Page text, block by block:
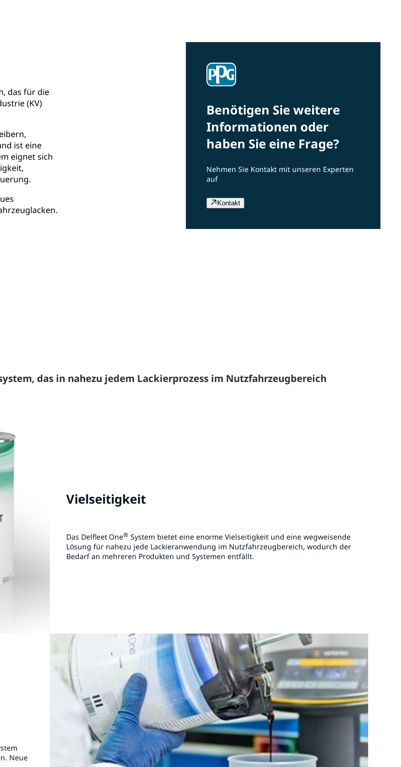
das für die
(KV)
ist eine
eignet sich
Benötigen Sie weitere
Informationen oder
haben Sie eine Frage?
Nehmen Sie Kontakt mit unseren Experten
auf
Kontakt
das in nahezu jedem Lackierprozess im Nutzfahrzeugbereich
Vielseitigkeit
Das DelfleetOne® System bietet eine enorme Vielseitigkeit und eine wegweisende
Lösung für nahezu jede Lackieranwendung im Nutzfahrzeugbereich, wodurch der
Bedarf an mehreren Produkten und Systemen entfällt.
Neue